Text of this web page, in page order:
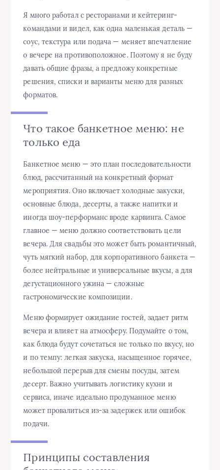
Я много работал с ресторанами и кейтеринг-
командами и видел, как одна маленькая деталь —
соус, текстура или подача — меняет впечатление
о вечере на противоположное. Поэтому я не буду
давать общие фразы, а предложу конкретные
решения, списки и варианты меню для разных
форматов.
Что такое банкетное меню: не
только еда
Банкетное меню — это план последовательности
блюд, рассчитанный на конкретный формат
мероприятия. Оно включает холодные закуски,
основные блюда, десерты, а также напитки и
иногда шоу-перформанс вроде карвинга. Самое
главное — меню должно соответствовать цели
вечера. Для свадьбы это может быть романтичный,
чуть мягкий набор, для корпоративного банкета —
более нейтральные и универсальные вкусы, а для
дегустационного ужина — сложные
гастрономические композиции.
Меню формирует ожидание гостей, задает ритм
вечера и влияет на атмосферу. Подумайте о том,
как блюда будут сочетаться не только по вкусу, но
и по темпу: легкая закуска, насыщенное горячее,
небольшой перерыв для смены посуды, затем
десерт. Важно учитывать логистику кухни и
сервиса, иначе идеально продуманное меню
может провалиться из-за задержек или ошибок
подачи.
Принципы составления